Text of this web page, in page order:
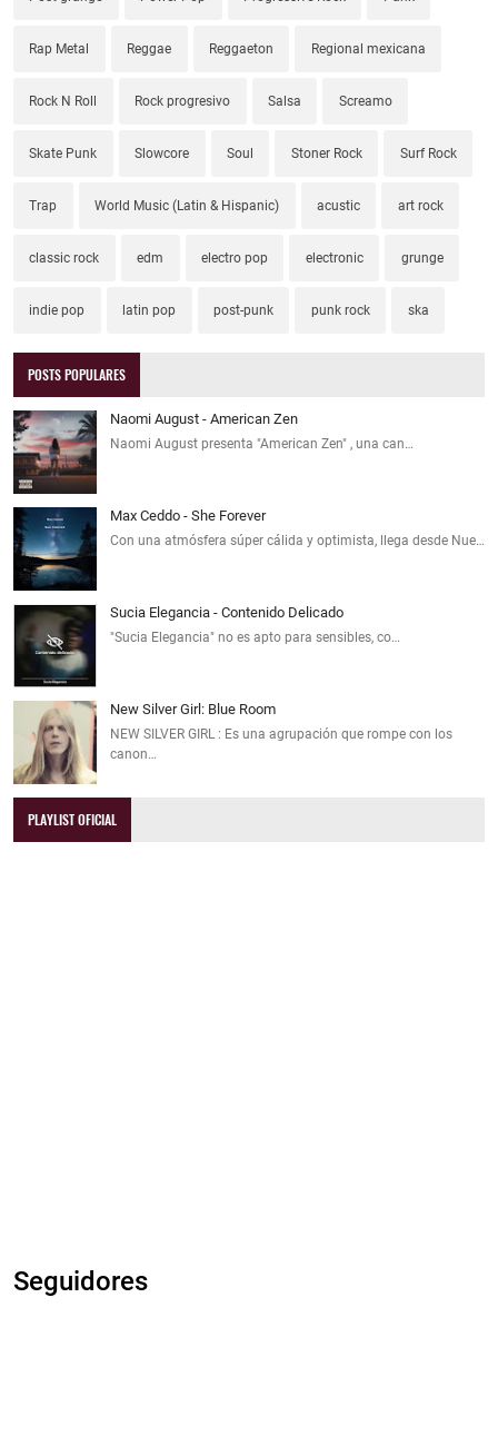
Rap Metal Reggae Reggaeton Regional mexicana
Rock N Roll Rock progresivo Salsa Screamo
Skate Punk Slowcore Soul Stoner Rock Surf Rock
Trap World Music (Latin & Hispanic) acustic art rock
classic rock edm electro pop electronic grunge
indie pop latin pop post-punk punk rock ska
POSTS POPULARES
Naomi August - American Zen
Naomi August presenta "American Zen" , una can…
Max Ceddo - She Forever
Con una atmósfera súper cálida y optimista, llega desde Nue…
Sucia Elegancia - Contenido Delicado
"Sucia Elegancia" no es apto para sensibles, co…
New Silver Girl: Blue Room
NEW SILVER GIRL : Es una agrupación que rompe con los
canon…
PLAYLIST OFICIAL
Seguidores